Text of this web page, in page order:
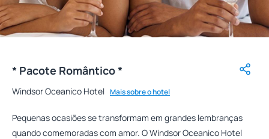
* Pacote Romântico *
Windsor Oceanico Hotel Mais sobre o hotel
Pequenas ocasiões se transformam em grandes lembranças
quando comemoradas com amor. O Windsor Oceanico Hotel